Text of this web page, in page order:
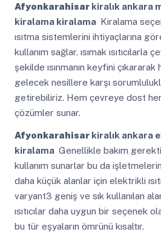
Afyonkarahisarkiralık ankara
kiralama kiralama Kiralama
ısıtma sistemlerini ihtiyaçlarına
kullanım sağlar. ısımak ısıtıcılarla
şekilde ısınmanın keyfini
gelecek nesillere karşı
getirebiliriz. Hem çevreye dost
çözümler sunar.
Afyonkarahisarkiralık ankara
kiralama Genellikle bakım
kullanım sunarlar bu da
daha küçük alanlar için elektrikli
varyant3 geniş ve sık kullanılan
ısıtıcılar daha uygun bir seçenek
bu tür eşyaların ömrünü kısaltır.